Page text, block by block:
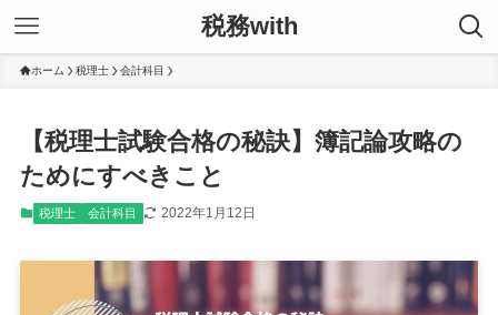
税務with
ホーム 税理士 会計科目
【税理士試験合格の秘訣】簿記論攻略の
ためにすべきこと
税理士 会計科目 2022年1月12日